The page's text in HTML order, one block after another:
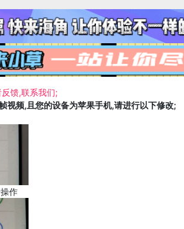
馈,联系我们;
视频,且您的设备为苹果手机,请进行以下修改;
作